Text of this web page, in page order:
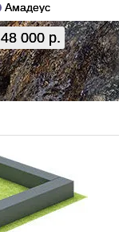
Амадеус
48 000 р.